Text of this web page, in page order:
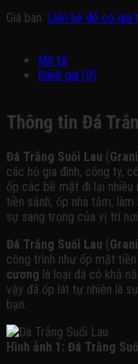
Giá bán: Liên hệ để có
Mô tả
Đánh giá (0)
Thông tin Đá
Đá Trắng Suối Lau (
các hộ gia đình, công ty,
ốp các bề mặt đi lại nhiều
tiền sảnh, ốp nhà tắm,
sự sang trọng của vị trí
Đá Trắng Suối Lau (
công trình như ốp mặt
cương là loại đá có khả
vậy đá ốp lát tự nhiên là
bạn.
Hình ảnh 1: Đá Trắng